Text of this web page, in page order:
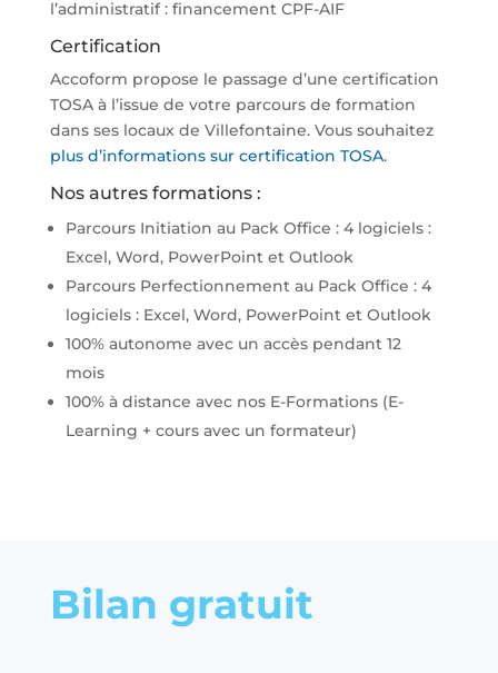
l’administratif : financement CPF-AIF
Certification
Accoform propose le passage d’une certification
TOSA à l’issue de votre parcours de formation
dans ses locaux de Villefontaine. Vous souhaitez
plus d’informations sur certification TOSA.
Nos autres formations :
Parcours Initiation au Pack Office : 4 logiciels :
Excel, Word, PowerPoint et Outlook
Parcours Perfectionnement au Pack Office : 4
logiciels : Excel, Word, PowerPoint et Outlook
100% autonome avec un accès pendant 12
mois
100% à distance avec nos E-Formations (E-
Learning + cours avec un formateur)
Bilan gratuit